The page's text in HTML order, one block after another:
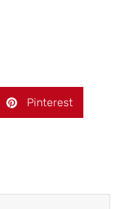
Pinterest